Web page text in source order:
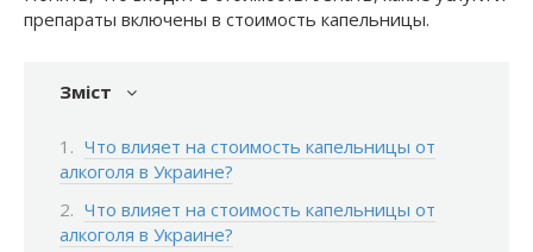
препараты включены в стоимость капельницы.
Зміст
Что влияет на стоимость капельницы от
алкоголя в Украине?
Что влияет на стоимость капельницы от
алкоголя в Украине?